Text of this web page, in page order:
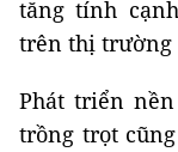
tăng tính
trên thị trường
Phát triển
trồng trọt